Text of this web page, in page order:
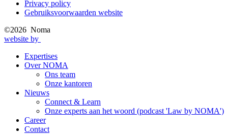
Privacy
menu
Privacy policy
Gebruiksvoorwaarden website
©2026 Noma
website by
Main
navigation
Expertises
Over NOMA
Ons team
Onze kantoren
Nieuws
Connect & Learn
Onze experts aan het woord (podcast 'Law by NOMA')
Career
Contact